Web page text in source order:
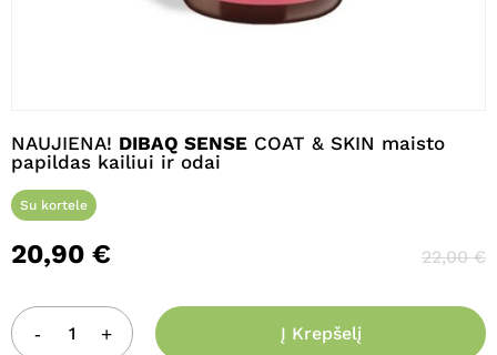
NAUJIENA! DIBAQ SENSE COAT & SKIN maisto
papildas kailiui ir odai
Su kortele
20,90 € 22,00€
Į Krepšelį
El. paštas
interneto puslapį, kad jų nebereiktų
įvesti iš naujo, kai kitą kartą vėl norėsiu